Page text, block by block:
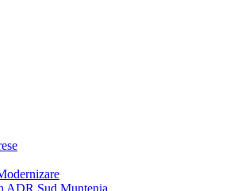
ADR Sud Muntenia